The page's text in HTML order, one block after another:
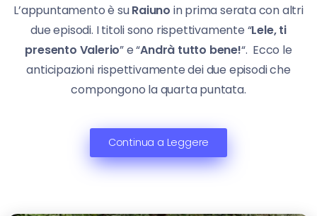
L’appuntamento è suRaiuno in prima serata con altri
due episodi. I titoli sono rispettivamente “Lele, ti
presento Valerio” e “Andrà tutto bene!“. Ecco le
anticipazioni rispettivamente dei due episodi che
compongono la quarta puntata.
Continua a Leggere